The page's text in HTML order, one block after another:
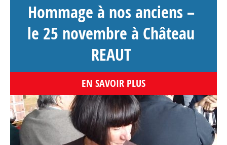
Hommage à nos anciens –
le 25 novembre à Château
REAUT
EN SAVOIR PLUS